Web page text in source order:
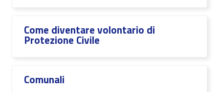
Come diventare volontario di
Protezione Civile
Comunali